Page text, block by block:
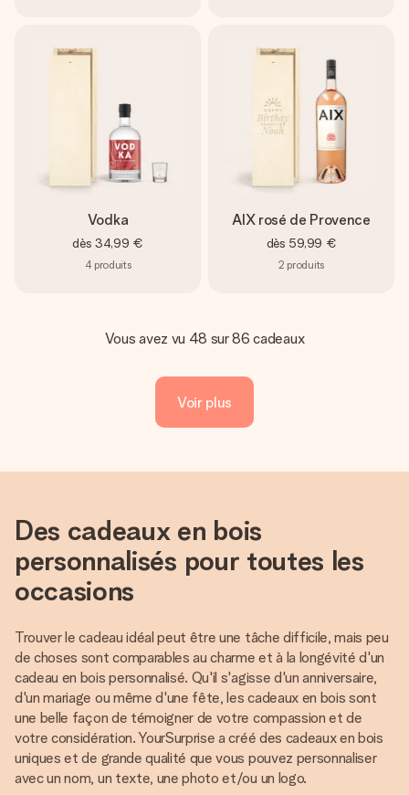
Vodka
dès 34,99 €
4 produits
AIX rosé de Provence
dès 59,99 €
2 produits
Vous avez vu 48 sur 86 cadeaux
Voir plus
Des cadeaux en bois
personnalisés pour toutes les
occasions
Trouver le cadeau idéal peut être une tâche difficile, mais peu
de choses sont comparables au charme et à la longévité d'un
cadeau en bois personnalisé. Qu'il s'agisse d'un anniversaire,
d'un mariage ou même d'une fête, les cadeaux en bois sont
une belle façon de témoigner de votre compassion et de
votre considération. YourSurprise a créé des cadeaux en bois
uniques et de grande qualité que vous pouvez personnaliser
avec un nom, un texte, une photo et/ou un logo.